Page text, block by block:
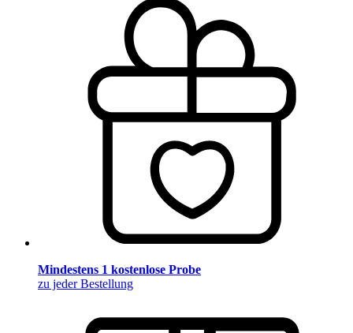
Mindestens 1 kostenlose Probe
zu jeder Bestellung